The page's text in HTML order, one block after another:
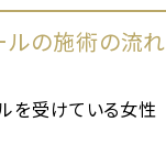
ルの施術の流れ